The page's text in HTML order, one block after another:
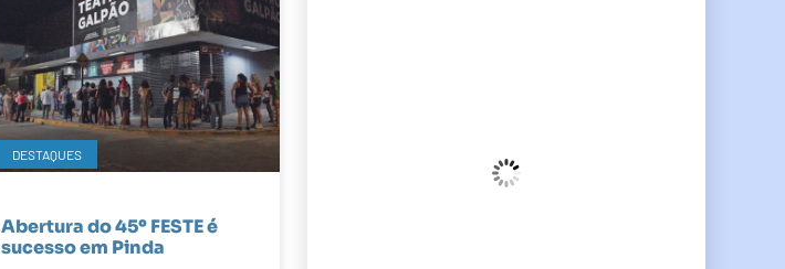
DESTAQUES
Abertura do 45º FESTE é
sucesso em Pinda
Wind Gust:10 Km/h